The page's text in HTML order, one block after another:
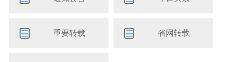
重要转载 省网转载